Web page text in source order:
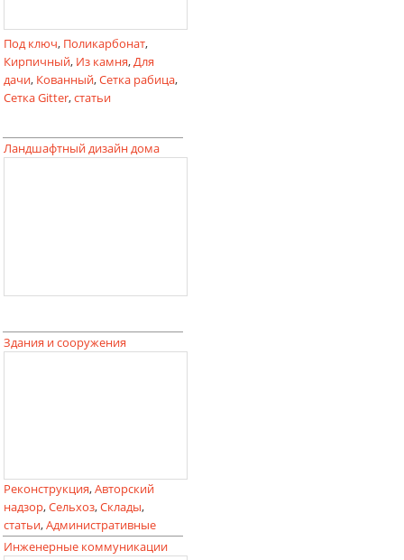
Под ключ, Поликарбонат,
Кирпичный, Из камня,Для
дачи, Кованный,Сетка рабица,
Сетка Gitter,статьи
Ландшафтный дизайн дома
Здания и сооружения
Реконструкция,Авторский
надзор,Сельхоз,Склады,
статьи,Административные
Инженерные коммуникации